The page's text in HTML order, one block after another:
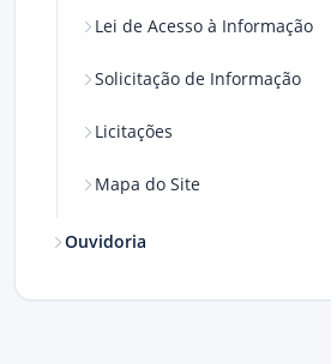
Lei de Acesso à Informação
Solicitação de Informação
Licitações
Mapa do Site
Ouvidoria